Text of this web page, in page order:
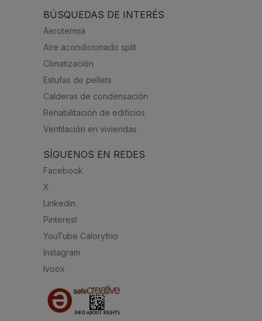
BÚSQUEDAS DE INTERÉS
Aerotermia
Aire acondicionado split
Climatización
Estufas de pellets
Calderas de condensación
Rehabilitación de edificios
Ventilación en viviendas
SÍGUENOS EN REDES
Facebook
X
Linkedin
Pinterest
YouTube Caloryfrio
Instagram
Ivoox